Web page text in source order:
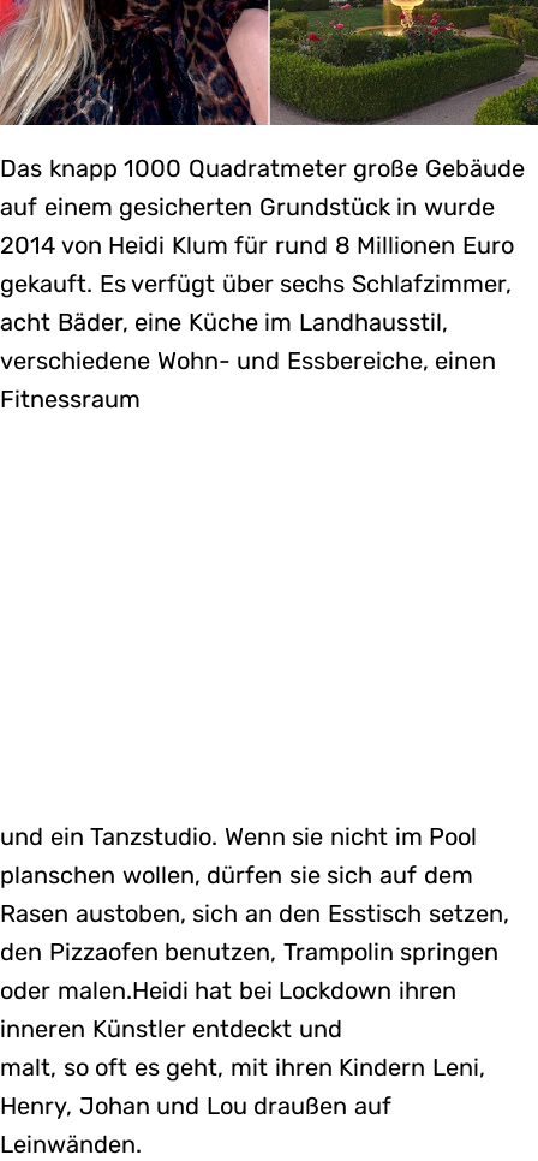
Das knapp 1000 Quadratmeter große Gebäude
auf einem gesicherten Grundstück in wurde
2014 von Heidi Klum für rund 8 Millionen Euro
gekauft. Es verfügt über sechs Schlafzimmer,
acht Bäder, eine Küche im Landhausstil,
verschiedene Wohn- und Essbereiche, einen
Fitnessraum
und ein Tanzstudio. Wenn sie nicht im Pool
planschen wollen, dürfen sie sich auf dem
Rasen austoben, sich an den Esstisch setzen,
den Pizzaofen benutzen, Trampolin springen
oder malen.Heidi hat bei Lockdown ihren
inneren Künstler entdeckt und
malt, so oft es geht, mit ihren Kindern Leni,
Henry, Johan und Lou draußen auf
Leinwänden.